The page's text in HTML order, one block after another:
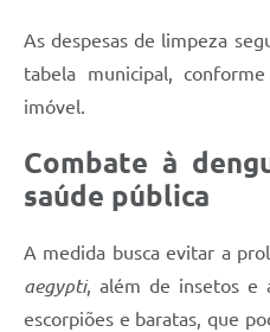
As despesas de limpeza
tabela municipal,
imóvel.
Combate à
saúde pública
A medida busca evitar a
aegypti, além de insetos e
escorpiões e baratas, que